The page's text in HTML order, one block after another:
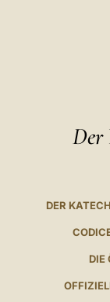
Der
DER
DIE